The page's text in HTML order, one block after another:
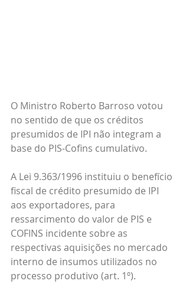
O Ministro Roberto Barroso votou
no sentido de que os créditos
presumidos de IPI não integram a
base do PIS-Cofins cumulativo.
A Lei 9.363/1996 instituiu o benefício
fiscal de crédito presumido de IPI
aos exportadores, para
ressarcimento do valor de PIS e
COFINS incidente sobre as
respectivas aquisições no mercado
interno de insumos utilizados no
processo produtivo (art. 1º).